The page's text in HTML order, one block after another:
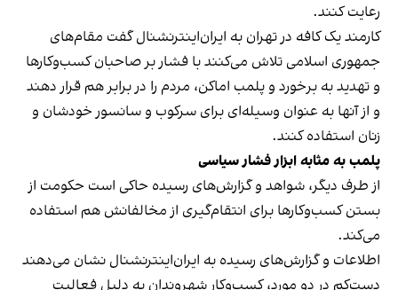
رعایت کنند.
کارمند یک کافه در تهران به ایران‌اینترنشنال گفت مقام‌های
جمهوری اسلامی تلاش می‌کنند با فشار بر صاحبان کسب‌وکارها
و تهدید به برخورد و پلمب اماکن، مردم را در برابر هم قرار دهند
و از آنها به عنوان وسیله‌ای برای سرکوب و سانسور خودشان و
زنان استفاده کنند.
پلمب به مثابه ابزار فشار سیاسی
از طرف دیگر، شواهد و گزارش‌های رسیده حاکی است حکومت از
بستن کسب‌وکارها برای انتقام‌گیری از مخالفانش هم استفاده
می‌کند.
اطلاعات و گزارش‌های رسیده به ایران‌اینترنشنال نشان می‌دهند
دست‌کم در دو مورد، کسب‌وکار شهروندان به دلیل فعالیت